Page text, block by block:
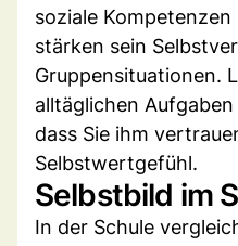
soziale
stärken sein
Gruppensituationen.
alltäglichen
dass Sie ihm
Selbstwertgefühl.
Selbstbild im
In der Schule